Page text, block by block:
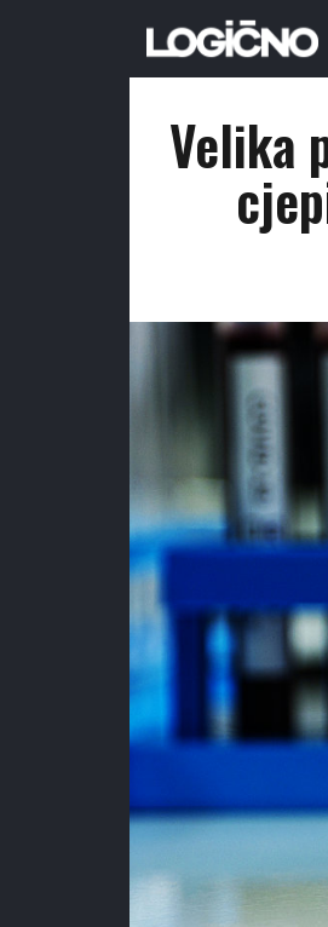
Velika